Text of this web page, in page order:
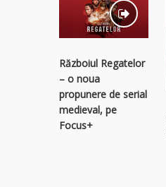
Războiul Regatelor
– o noua
propunere de serial
medieval, pe
Focus+